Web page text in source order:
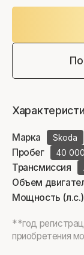
Марка Skoda
Пробег 40
Трансмиссия
Объем
Мощность (л.с.)
**год
приобретения